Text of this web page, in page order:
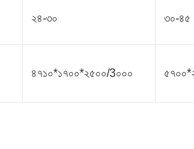
২৪-৩০ ৩০-৪৫
৪৭১০*১৭০০*২৫০০/3০০০